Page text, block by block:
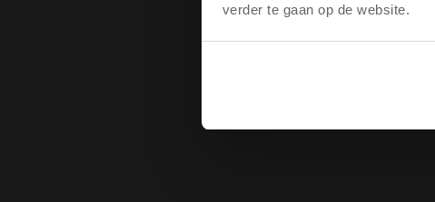
verder te gaan op de website.